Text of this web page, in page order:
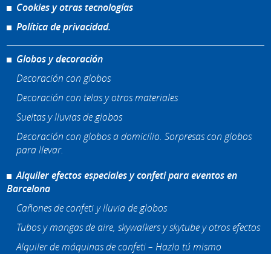
Cookies y otras tecnologías
Política de privacidad.
Globos y decoración
Decoración con globos
Decoración con telas y otros materiales
Sueltas y lluvias de globos
Decoración con globos a domicilio. Sorpresas con globos
para llevar.
Alquiler efectos especiales y confeti para eventos en
Barcelona
Cañones de confeti y lluvia de globos
Tubos y mangas de aire, skywalkers y skytube y otros efectos
Alquiler de máquinas de confeti – Hazlo tú mismo